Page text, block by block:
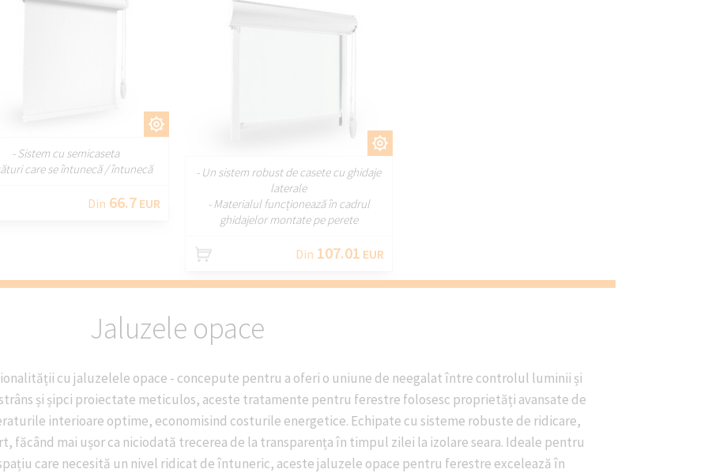
- Sistem cu semicaseta
care se întunecă / întunecă
Din 66.7 EUR
- Un sistem robust de casete cu ghidaje
laterale
- Materialul funcționează în cadrul
ghidajelor montate pe perete
Din 107.01 EUR
Jaluzele opace
cu jaluzelele opace - concepute pentru a oferi o uniune de neegalat între controlul luminii și
și șipci proiectate meticulos, aceste tratamente pentru ferestre folosesc proprietăți avansate de
interioare optime, economisind costurile energetice. Echipate cu sisteme robuste de ridicare,
făcând mai ușor ca niciodată trecerea de la transparența în timpul zilei la izolare seara. Ideale pentru
care necesită un nivel ridicat de întuneric, aceste jaluzele opace pentru ferestre excelează în